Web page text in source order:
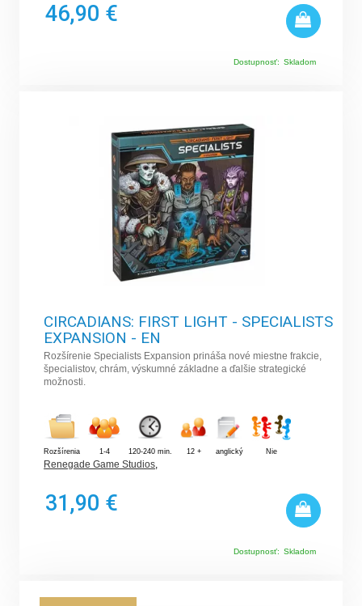
46,90 €
Dostupnosť: Skladom
CIRCADIANS: FIRST LIGHT - SPECIALISTS
EXPANSION - EN
Rozšírenie Specialists Expansion prináša nové miestne frakcie,
špecialistov, chrám, výskumné základne a ďalšie strategické
možnosti.
Rozšírenia 1-4 120-240 min. 12 + anglický Nie
Renegade Game Studios,
31,90 €
Dostupnosť: Skladom